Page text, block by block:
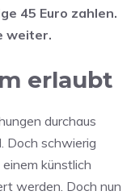
45 Euro zahlen.
weiter.
erlaubt
durchaus
Doch schwierig
künstlich
werden. Doch nun